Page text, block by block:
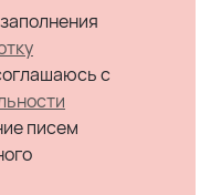
c
писем